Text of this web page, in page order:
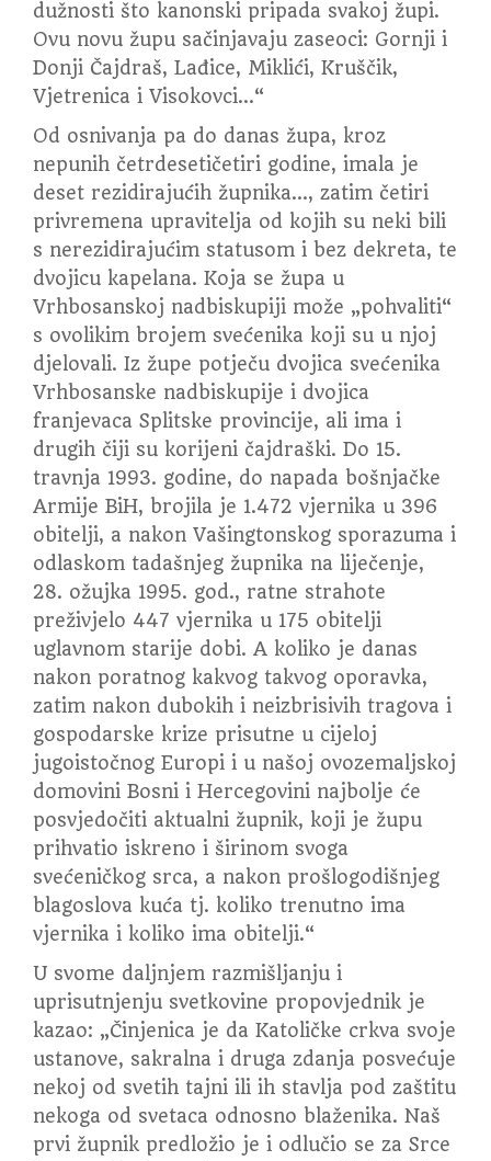
dužnosti što kanonski pripada svakoj župi.
Ovu novu župu sačinjavaju zaseoci: Gornji i
Donji Čajdraš, Lađice, Miklići, Kruščik,
Vjetrenica i Visokovci…“
Od osnivanja pa do danas župa, kroz
nepunih četrdesetičetiri godine, imala je
deset rezidirajućih župnika…, zatim četiri
privremena upravitelja od kojih su neki bili
s nerezidirajućim statusom i bez dekreta, te
dvojicu kapelana. Koja se župa u
Vrhbosanskoj nadbiskupiji može „pohvaliti“
s ovolikim brojem svećenika koji su u njoj
djelovali. Iz župe potječu dvojica svećenika
Vrhbosanske nadbiskupije i dvojica
franjevaca Splitske provincije, ali ima i
drugih čiji su korijeni čajdraški. Do 15.
travnja 1993. godine, do napada bošnjačke
Armije BiH, brojila je 1.472 vjernika u 396
obitelji, a nakon Vašingtonskog sporazuma i
odlaskom tadašnjeg župnika na liječenje,
28. ožujka 1995. god., ratne strahote
preživjelo 447 vjernika u 175 obitelji
uglavnom starije dobi. A koliko je danas
nakon poratnog kakvog takvog oporavka,
zatim nakon dubokih i neizbrisivih tragova i
gospodarske krize prisutne u cijeloj
jugoistočnog Europi i u našoj ovozemaljskoj
domovini Bosni i Hercegovini najbolje će
posvjedočiti aktualni župnik, koji je župu
prihvatio iskreno i širinom svoga
svećeničkog srca, a nakon prošlogodišnjeg
blagoslova kuća tj. koliko trenutno ima
vjernika i koliko ima obitelji.“
U svome daljnjem razmišljanju i
uprisutnjenju svetkovine propovjednik je
kazao: „Činjenica je da Katoličke crkva svoje
ustanove, sakralna i druga zdanja posvećuje
nekoj od svetih tajni ili ih stavlja pod zaštitu
nekoga od svetaca odnosno blaženika. Naš
prvi župnik predložio je i odlučio se za Srce